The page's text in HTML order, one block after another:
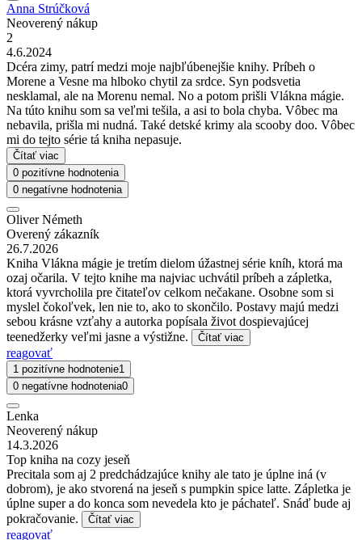
Anna Strúčková
Neoverený nákup
2
4.6.2024
Dcéra zimy, patrí medzi moje najbľúbenejšie knihy. Príbeh o
Morene a Vesne ma hlboko chytil za srdce. Syn podsvetia
nesklamal, ale na Morenu nemal. No a potom prišli Vlákna mágie.
Na túto knihu som sa veľmi tešila, a asi to bola chyba. Vôbec ma
nebavila, prišla mi nudná. Také detské krimy ala scooby doo. Vôbec
mi do tejto série tá kniha nepasuje.
Čítať viac
0 pozitívne hodnotenia
0 negatívne hodnotenia
Oliver Németh
Overený zákazník
26.7.2026
Kniha Vlákna mágie je tretím dielom úžastnej série kníh, ktorá ma
ozaj očarila. V tejto knihe ma najviac uchvátil príbeh a zápletka,
ktorá vyvrcholila pre čitateľov celkom nečakane. Osobne som si
myslel čokoľvek, len nie to, ako to skončilo. Postavy majú medzi
sebou krásne vzťahy a autorka popísala život dospievajúcej
teenedžerky veľmi jasne a výstižne.
Čítať viac
reagovať
1 pozitívne hodnotenie1
0 negatívne hodnotenia0
Lenka
Neoverený nákup
14.3.2026
Top kniha na cozy jeseň
Precitala som aj 2 predchádzajúce knihy ale tato je úplne iná (v
dobrom), je ako stvorená na jeseň s pumpkin spice latte. Zápletka je
úplne super a do konca som nevedela kto je páchateľ. Snáď bude aj
pokračovanie.
Čítať viac
reagovať